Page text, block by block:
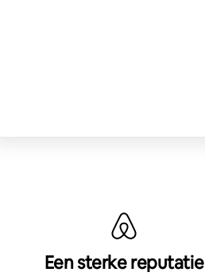
Een sterke reputatie